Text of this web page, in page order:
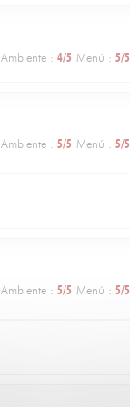
Ambiente : 4/5 Menú : 5/5
Ambiente : 5/5 Menú : 5/5
Ambiente : 5/5 Menú : 5/5